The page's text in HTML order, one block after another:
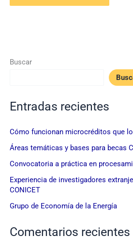
Buscar
Entradas recientes
Cómo funcionan microcréditos que
Áreas temáticas y bases para becas
Convocatoria a práctica en
Experiencia de investigadores
CONICET
Grupo de Economía de la Energía
Comentarios recientes